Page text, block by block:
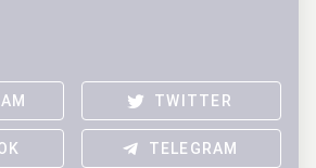
TWITTER
TELEGRAM